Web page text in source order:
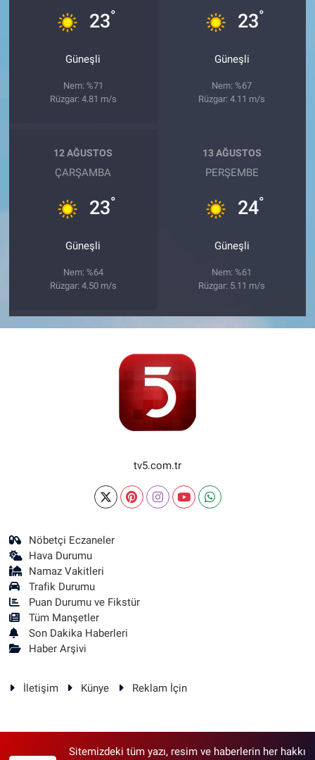
23°
Güneşli
Nem: %71
Rüzgar: 4.81 m/s
23°
Güneşli
Nem: %67
Rüzgar: 4.11 m/s
12 AĞUSTOS
ÇARŞAMBA
23°
Güneşli
Nem: %64
Rüzgar: 4.50 m/s
13 AĞUSTOS
PERŞEMBE
24°
Güneşli
Nem: %61
Rüzgar: 5.11 m/s
tv5.com.tr
Nöbetçi Eczaneler
Hava Durumu
Namaz Vakitleri
Trafik Durumu
Puan Durumu ve Fikstür
Tüm Manşetler
Son Dakika Haberleri
Haber Arşivi
İletişim Künye Reklam İçin
Sitemizdeki tüm yazı, resim ve haberlerin her hakkı